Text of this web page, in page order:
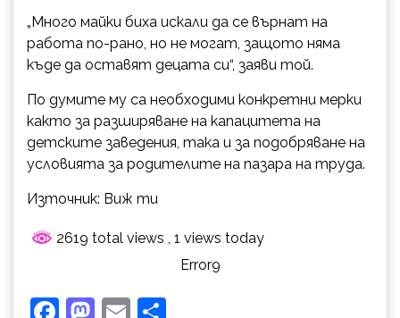
„Много майки биха искали да се върнат на
работа по-рано, но не могат, защото няма
къде да оставят децата си“, заяви той.
По думите му са необходими конкретни мерки
както за разширяване на капацитета на
детските заведения, така и за подобряване на
условията за родителите на пазара на труда.
Източник: Виж ти
2619 total views , 1 views today
Error9
Facebook
Mastodon
Email